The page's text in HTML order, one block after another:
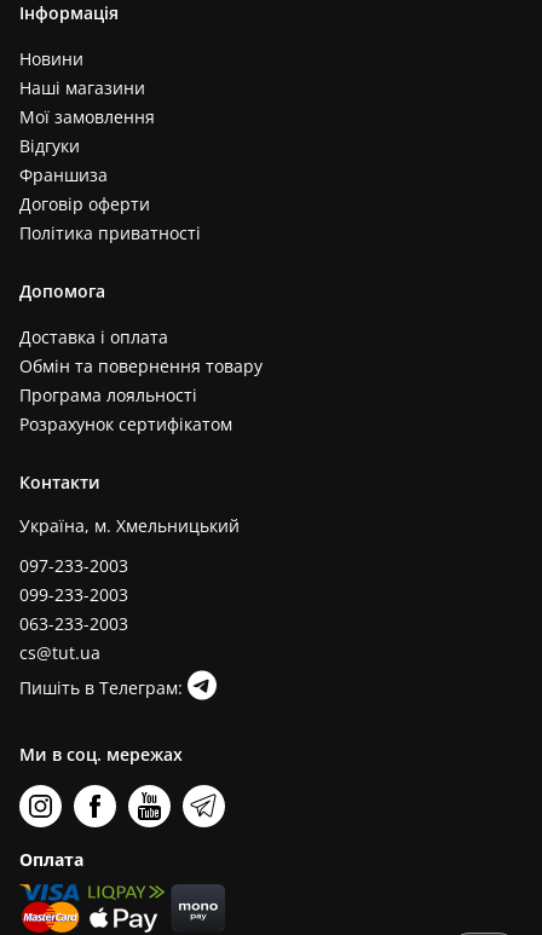
Інформація
Новини
Наші магазини
Мої замовлення
Відгуки
Франшиза
Договір оферти
Політика приватності
Допомога
Доставка і оплата
Обмін та повернення товару
Програма лояльності
Розрахунок сертифікатом
Контакти
Україна, м. Хмельницький
097-233-2003
099-233-2003
063-233-2003
cs@tut.ua
Пишіть в Телеграм:
Ми в соц. мережах
Оплата